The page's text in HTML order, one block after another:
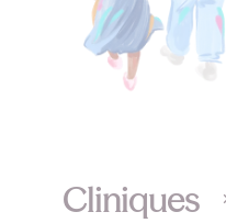
Cliniques